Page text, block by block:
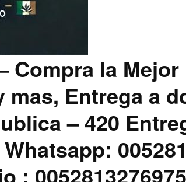
Compra la
mas, Entrega a
– 420
: